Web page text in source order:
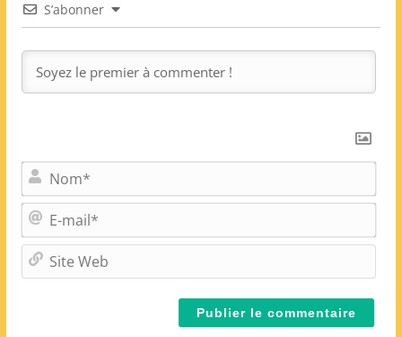
S’abonner
o
m
-
m
i